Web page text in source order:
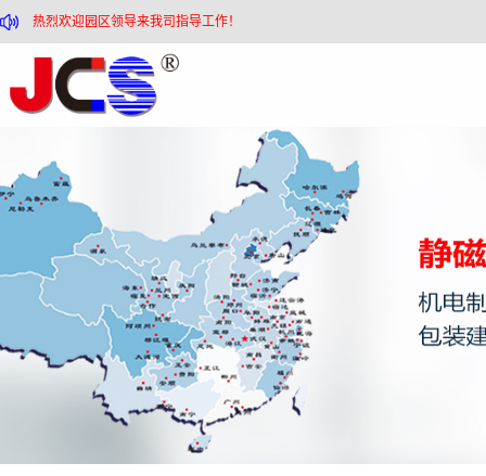
热烈欢迎园区领导来我司指导工作！